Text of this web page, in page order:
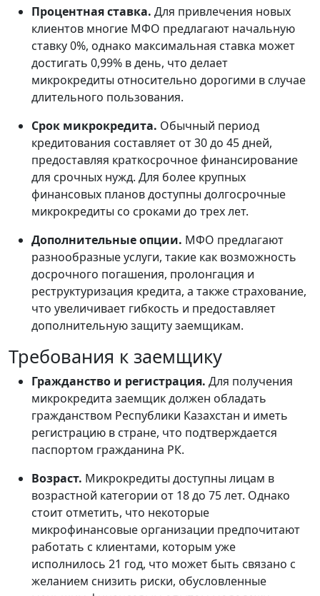
Процентная ставка. Для привлечения новых
клиентов многие МФО предлагают начальную
ставку 0%, однако максимальная ставка может
достигать 0,99% в день, что делает
микрокредиты относительно дорогими в случае
длительного пользования.
Срок микрокредита. Обычный период
кредитования составляет от 30 до 45 дней,
предоставляя краткосрочное финансирование
для срочных нужд. Для более крупных
финансовых планов доступны долгосрочные
микрокредиты со сроками до трех лет.
Дополнительные опции. МФО предлагают
разнообразные услуги, такие как возможность
досрочного погашения, пролонгация и
реструктуризация кредита, а также страхование,
что увеличивает гибкость и предоставляет
дополнительную защиту заемщикам.
Требования к заемщику
Гражданство и регистрация. Для получения
микрокредита заемщик должен обладать
гражданством Республики Казахстан и иметь
регистрацию в стране, что подтверждается
паспортом гражданина РК.
Возраст. Микрокредиты доступны лицам в
возрастной категории от 18 до 75 лет. Однако
стоит отметить, что некоторые
микрофинансовые организации предпочитают
работать с клиентами, которым уже
исполнилось 21 год, что может быть связано с
желанием снизить риски, обусловленные